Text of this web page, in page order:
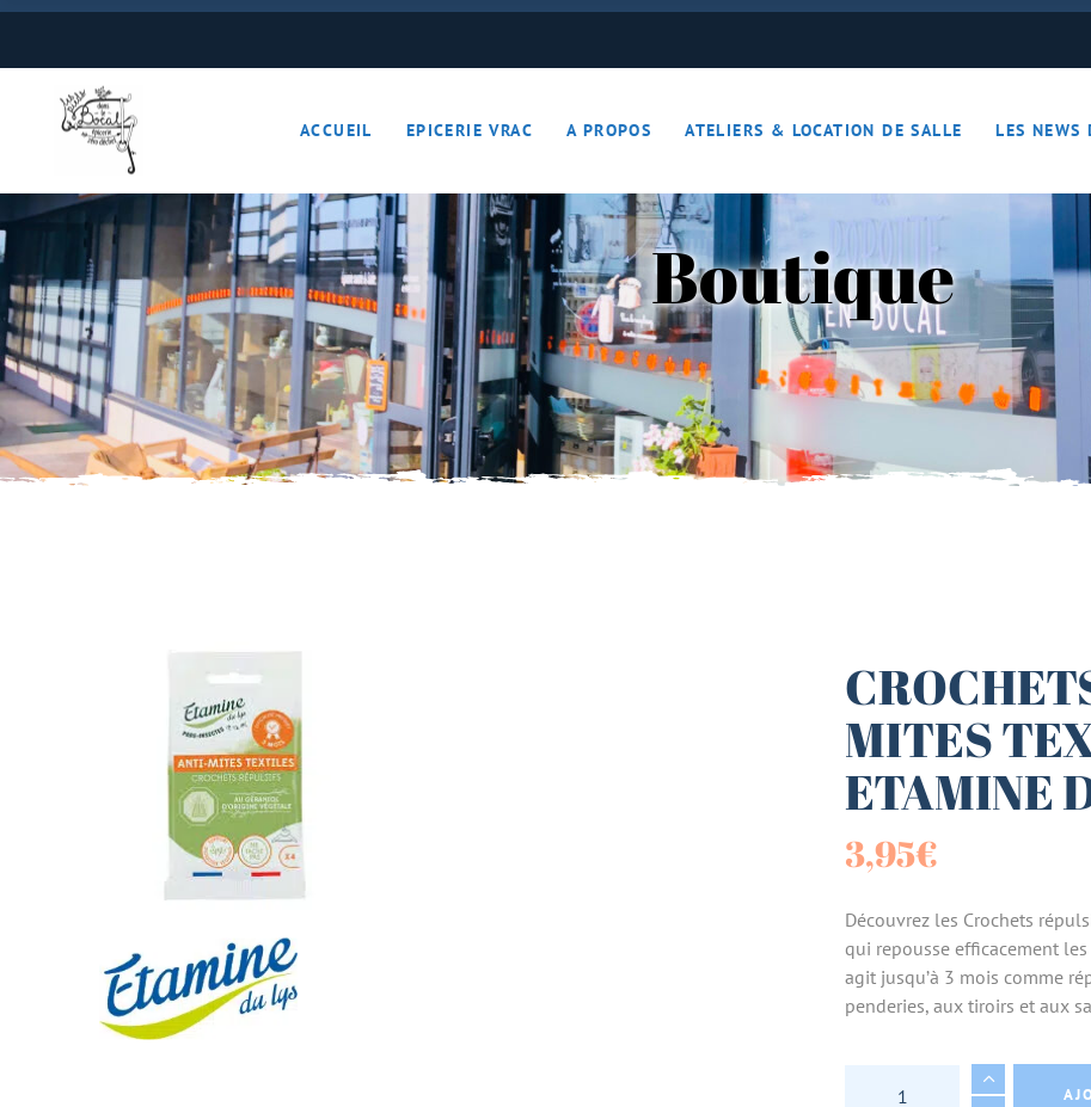
ACCUEIL EPICERIE VRAC
Boulangerie
Boissons
Cave à vins – Bières – Apérotime
Céréales – Graines – Fruits secs
Conserves
Cosmétiques
Crèmerie – Charcutaille
A PROPOS ATELIERS & LOCATION DE SALLE
ON JOUE… ON S’DETEND !!
LES NEWS
Boulangerie
Conserves
Cosmétiques
Crèmerie – Charcutaille
Epices et condiments
Farines
Fruits et légumes (Paniers)
Gourmandises sucrées
Hygiène
ON JOUE… ON S’DETEND !!
Boutique
MITES
ETAMINE
3,95€
Découvrez les Crochets
qui repousse efficacement
agit jusqu’à 3 mois comme
penderies, aux tiroirs et aux
CROCHETS